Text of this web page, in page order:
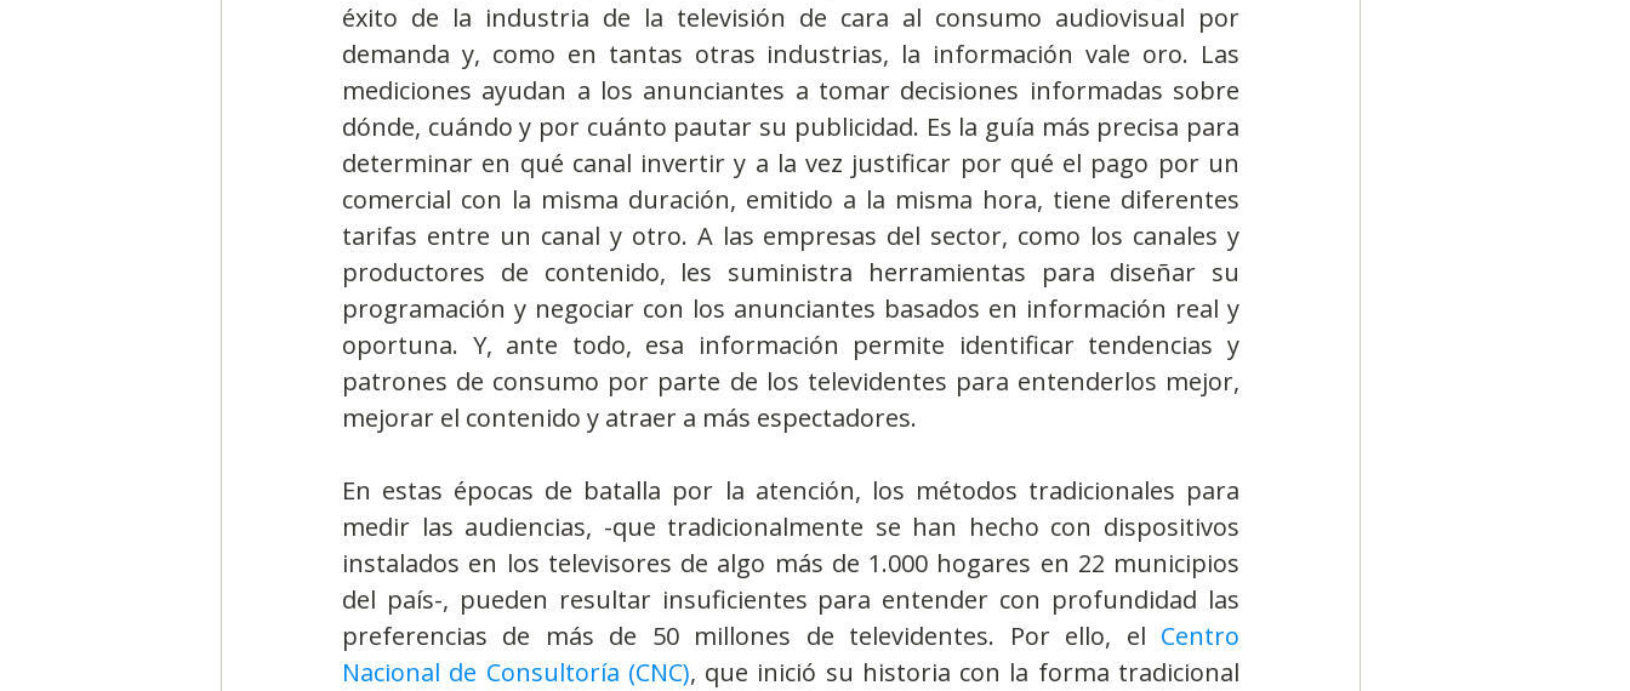
éxito de la industria de la televisión de cara al consumo audiovisual por
demanda y, como en tantas otras industrias, la información vale oro. Las
mediciones ayudan a los anunciantes a tomar decisiones informadas sobre
dónde, cuándo y por cuánto pautar su publicidad. Es la guía más precisa para
determinar en qué canal invertir y a la vez justificar por qué el pago por un
comercial con la misma duración, emitido a la misma hora, tiene diferentes
tarifas entre un canal y otro. A las empresas del sector, como los canales y
productores de contenido, les suministra herramientas para diseñar su
programación y negociar con los anunciantes basados en información real y
oportuna. Y, ante todo, esa información permite identificar tendencias y
patrones de consumo por parte de los televidentes para entenderlos mejor,
mejorar el contenido y atraer a más espectadores.
En estas épocas de batalla por la atención, los métodos tradicionales para
medir las audiencias, -que tradicionalmente se han hecho con dispositivos
instalados en los televisores de algo más de 1.000 hogares en 22 municipios
del país-, pueden resultar insuficientes para entender con profundidad las
preferencias de más de 50 millones de televidentes. Por ello, el Centro
Nacional de Consultoría (CNC), que inició su historia con la forma tradicional